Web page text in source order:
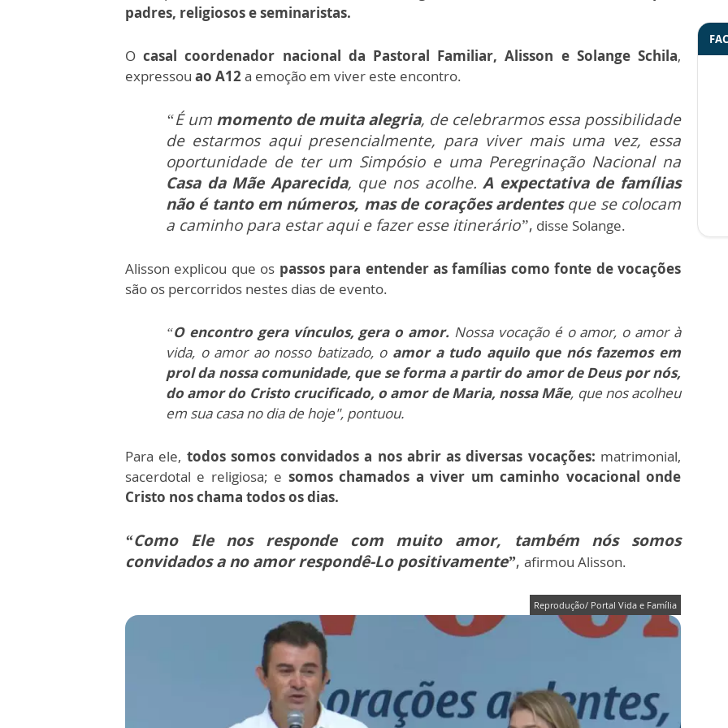
padres, religiosos e seminaristas.
Ocasal coordenador nacional da Pastoral Familiar, Alisson e Solange Schila,
expressou ao A12a emoção em viver este encontro.
“É um momento de muita alegria, de celebrarmos essa possibilidade
de estarmos aqui presencialmente, para viver mais uma vez, essa
oportunidade de ter um Simpósio e uma Peregrinação Nacional na
Casa da Mãe Aparecida, que nos acolhe.A expectativa de famílias
não é tanto em números, mas de corações ardentesque se colocam
a caminho para estar aqui e fazer esse itinerário”, disse Solange.
Alisson explicou que os passos para entender as famílias como fonte de vocações
são os percorridos nestes dias de evento.
“O encontro gera vínculos, gera o amor. Nossa vocação é o amor, o amor à
vida, o amor ao nosso batizado, oamor a tudo aquilo que nós fazemos em
prol da nossa comunidade, que se forma a partir do amor de Deus por nós,
do amor do Cristo crucificado, o amor de Maria, nossa Mãe, que nos acolheu
em sua casa no dia de hoje", pontuou.
Para ele, todos somos convidados a nos abrir as diversas vocações: matrimonial,
sacerdotal e religiosa; e somos chamados a viver um caminho vocacional onde
Cristo nos chama todos os dias.
“Como Ele nos responde com muito amor, também nós somos
convidados a no amor respondê-Lo positivamente”, afirmou Alisson.
Reprodução/ Portal Vida e Família